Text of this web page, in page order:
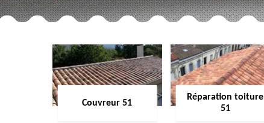
Couvreur 51
Réparation toiture
51